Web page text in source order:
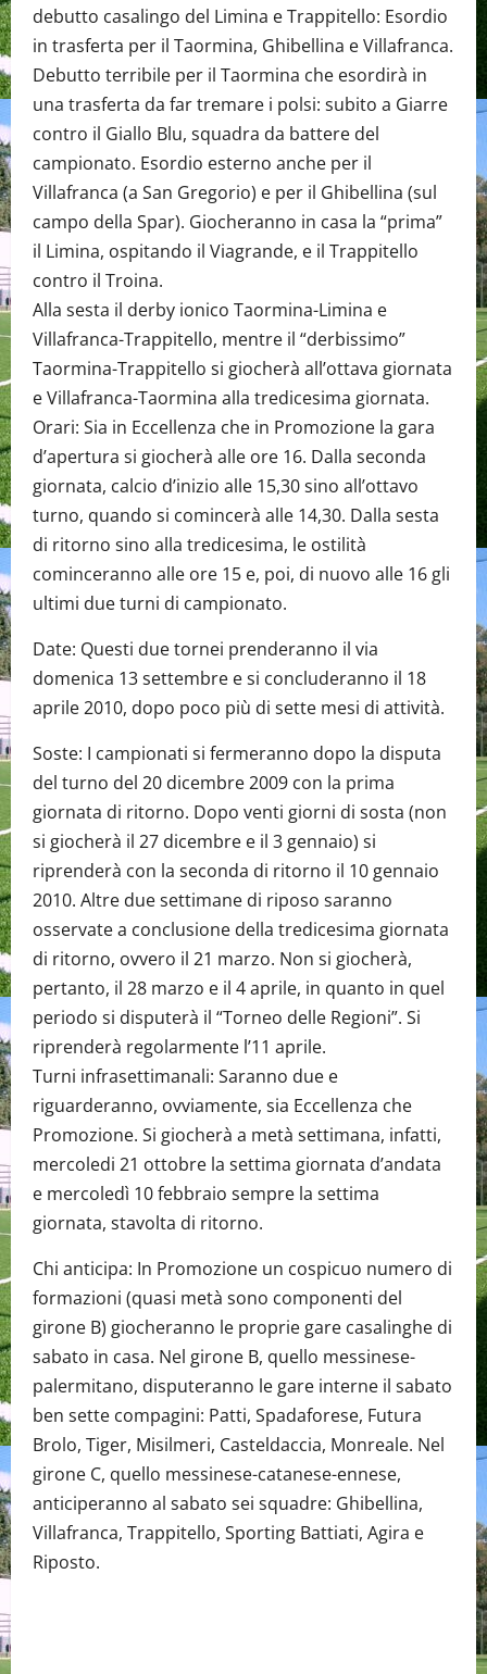
debutto casalingo del Limina e Trappitello: Esordio
in trasferta per il Taormina, Ghibellina e Villafranca.
Debutto terribile per il Taormina che esordirà in
una trasferta da far tremare i polsi: subito a Giarre
contro il Giallo Blu, squadra da battere del
campionato. Esordio esterno anche per il
Villafranca (a San Gregorio) e per il Ghibellina (sul
campo della Spar). Giocheranno in casa la “prima”
il Limina, ospitando il Viagrande, e il Trappitello
contro il Troina.
Alla sesta il derby ionico Taormina-Limina e
Villafranca-Trappitello, mentre il “derbissimo”
Taormina-Trappitello si giocherà all’ottava giornata
e Villafranca-Taormina alla tredicesima giornata.
Orari: Sia in Eccellenza che in Promozione la gara
d’apertura si giocherà alle ore 16. Dalla seconda
giornata, calcio d’inizio alle 15,30 sino all’ottavo
turno, quando si comincerà alle 14,30. Dalla sesta
di ritorno sino alla tredicesima, le ostilità
cominceranno alle ore 15 e, poi, di nuovo alle 16 gli
ultimi due turni di campionato.
Date: Questi due tornei prenderanno il via
domenica 13 settembre e si concluderanno il 18
aprile 2010, dopo poco più di sette mesi di attività.
Soste: I campionati si fermeranno dopo la disputa
del turno del 20 dicembre 2009 con la prima
giornata di ritorno. Dopo venti giorni di sosta (non
si giocherà il 27 dicembre e il 3 gennaio) si
riprenderà con la seconda di ritorno il 10 gennaio
2010. Altre due settimane di riposo saranno
osservate a conclusione della tredicesima giornata
di ritorno, ovvero il 21 marzo. Non si giocherà,
pertanto, il 28 marzo e il 4 aprile, in quanto in quel
periodo si disputerà il “Torneo delle Regioni”. Si
riprenderà regolarmente l’11 aprile.
Turni infrasettimanali: Saranno due e
riguarderanno, ovviamente, sia Eccellenza che
Promozione. Si giocherà a metà settimana, infatti,
mercoledi 21 ottobre la settima giornata d’andata
e mercoledì 10 febbraio sempre la settima
giornata, stavolta di ritorno.
Chi anticipa: In Promozione un cospicuo numero di
formazioni (quasi metà sono componenti del
girone B) giocheranno le proprie gare casalinghe di
sabato in casa. Nel girone B, quello messinese-
palermitano, disputeranno le gare interne il sabato
ben sette compagini: Patti, Spadaforese, Futura
Brolo, Tiger, Misilmeri, Casteldaccia, Monreale. Nel
girone C, quello messinese-catanese-ennese,
anticiperanno al sabato sei squadre: Ghibellina,
Villafranca, Trappitello, Sporting Battiati, Agira e
Riposto.